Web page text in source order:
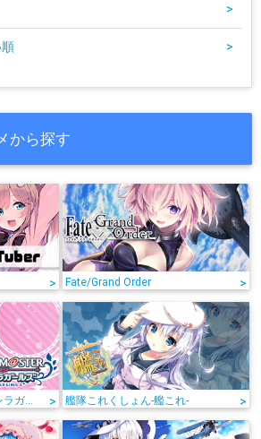
>
>
から探す
> Fate/Grand Order >
アイドルマスターシンデレラガールズ > 艦隊これくしょん-艦これ- >